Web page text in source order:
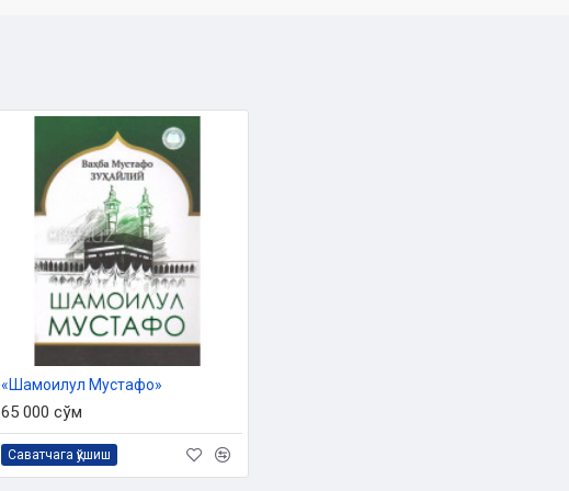
«Шамоилул Мустафо»
65 000 сўм
Саватчага қўшиш